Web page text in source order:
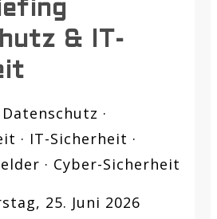
& IT-
·
· IT-Sicherheit ·
· Cyber-Sicherheit
25. Juni 2026